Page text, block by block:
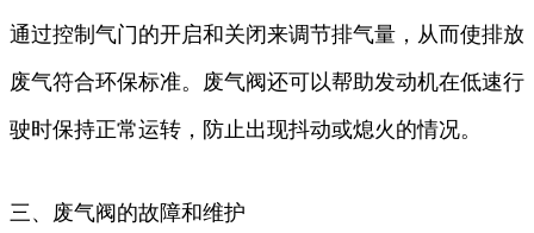
通过控制气门的开启和关闭来调节排气量，从而使排放
废气符合环保标准。废气阀还可以帮助发动机在低速行
驶时保持正常运转，防止出现抖动或熄火的情况。
三、废气阀的故障和维护